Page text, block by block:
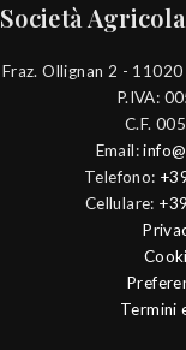
Società
Fraz. Ollignan 2 -
P.IVA:
C.F.
Email:
Telefono:
Cellulare:
Termini